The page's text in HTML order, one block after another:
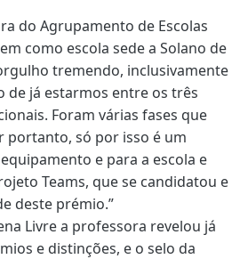
do Agrupamento de Escolas
como escola sede a Solano de
tremendo, inclusivamente
de já estarmos entre os três
Foram várias fases que
portanto, só por isso é um
e para a escola e
Teams, que se candidatou e
deste prémio.”
Livre a professora revelou já
e distinções, e o selo da